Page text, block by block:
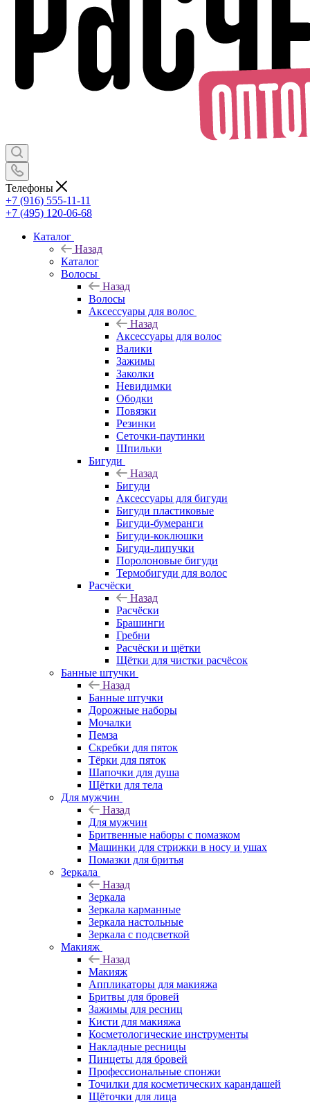
Телефоны
+7 (916) 555-11-11
+7 (495) 120-06-68
Каталог
Назад
Каталог
Волосы
Назад
Волосы
Аксессуары для волос
Назад
Аксессуары для волос
Валики
Зажимы
Заколки
Невидимки
Ободки
Повязки
Резинки
Сеточки-паутинки
Шпильки
Бигуди
Назад
Бигуди
Аксессуары для бигуди
Бигуди пластиковые
Бигуди-бумеранги
Бигуди-коклюшки
Бигуди-липучки
Поролоновые бигуди
Термобигуди для волос
Расчёски
Назад
Расчёски
Брашинги
Гребни
Расчёски и щётки
Щётки для чистки расчёсок
Банные штучки
Назад
Банные штучки
Дорожные наборы
Мочалки
Пемза
Скребки для пяток
Тёрки для пяток
Шапочки для душа
Щётки для тела
Для мужчин
Назад
Для мужчин
Бритвенные наборы с помазком
Машинки для стрижки в носу и ушах
Помазки для бритья
Зеркала
Назад
Зеркала
Зеркала карманные
Зеркала настольные
Зеркала с подсветкой
Макияж
Назад
Макияж
Аппликаторы для макияжа
Бритвы для бровей
Зажимы для ресниц
Кисти для макияжа
Косметологические инструменты
Накладные ресницы
Пинцеты для бровей
Профессиональные спонжи
Точилки для косметических карандашей
Щёточки для лица